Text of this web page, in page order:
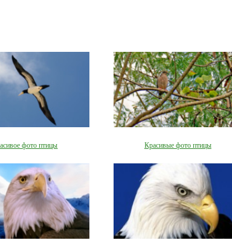
фото птицы Красивые фото птицы